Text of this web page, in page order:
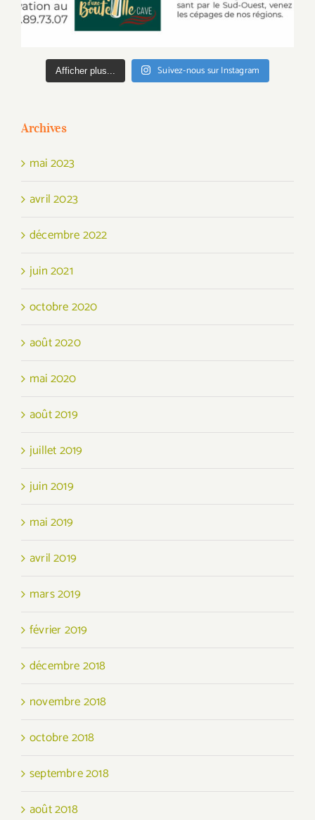
Afficher plus... Suivez-nous sur Instagram
Archives
mai 2023
avril 2023
décembre 2022
juin 2021
octobre 2020
août 2020
mai 2020
août 2019
juillet 2019
juin 2019
mai 2019
avril 2019
mars 2019
février 2019
décembre 2018
novembre 2018
octobre 2018
septembre 2018
août 2018